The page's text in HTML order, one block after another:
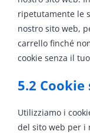
ripetutamente le
nostro sito web,
carrello finché
cookie senza il
5.2
Utilizziamo i
del sito web per i